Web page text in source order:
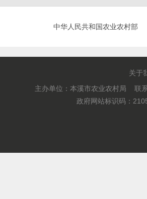
中华人民共和国农业农村部
关于
主办单位：本溪市农业农村局 联
政府网站标识码：